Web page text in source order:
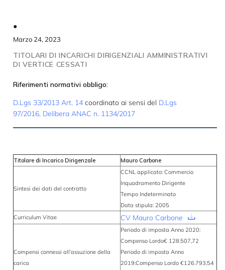
●
Marzo 24, 2023
TITOLARI DI INCARICHI DIRIGENZIALI AMMINISTRATIVI
DI VERTICE CESSATI
Riferimenti normativi obbligo:
D.Lgs 33/2013 Art. 14 coordinato ai sensi del D.Lgs
97/2016, Delibera ANAC n. 1134/2017
Titolare di Incarico Dirigenzale Mauro Carbone
Sintesi dei dati del contratto
CCNL applicato: Commercio
Inquadramento Dirigente
Tempo Indeterminato
Data stipula: 2005
Curriculum Vitae
CV Mauro Carbone
Compensi connessi all’assuzione della
carica
Periodo di imposta Anno 2020:
Compenso Lordo€ 128.507,72
Periodo di imposta Anno
2019:Compenso Lordo €126.793,54